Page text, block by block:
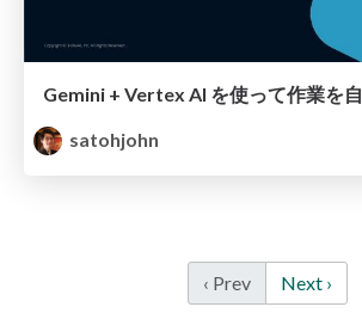
satohjohn
‹ Prev Next ›